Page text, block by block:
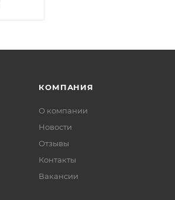
КОМПАНИЯ
О компании
Новости
Отзывы
Контакты
Вакансии